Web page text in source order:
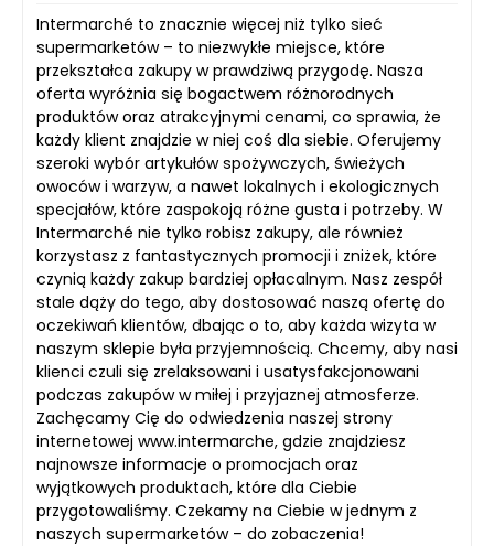
Intermarché to znacznie więcej niż tylko sieć
supermarketów – to niezwykłe miejsce, które
przekształca zakupy w prawdziwą przygodę. Nasza
oferta wyróżnia się bogactwem różnorodnych
produktów oraz atrakcyjnymi cenami, co sprawia, że
każdy klient znajdzie w niej coś dla siebie. Oferujemy
szeroki wybór artykułów spożywczych, świeżych
owoców i warzyw, a nawet lokalnych i ekologicznych
specjałów, które zaspokoją różne gusta i potrzeby. W
Intermarché nie tylko robisz zakupy, ale również
korzystasz z fantastycznych promocji i zniżek, które
czynią każdy zakup bardziej opłacalnym. Nasz zespół
stale dąży do tego, aby dostosować naszą ofertę do
oczekiwań klientów, dbając o to, aby każda wizyta w
naszym sklepie była przyjemnością. Chcemy, aby nasi
klienci czuli się zrelaksowani i usatysfakcjonowani
podczas zakupów w miłej i przyjaznej atmosferze.
Zachęcamy Cię do odwiedzenia naszej strony
internetowej www.intermarche, gdzie znajdziesz
najnowsze informacje o promocjach oraz
wyjątkowych produktach, które dla Ciebie
przygotowaliśmy. Czekamy na Ciebie w jednym z
naszych supermarketów – do zobaczenia!